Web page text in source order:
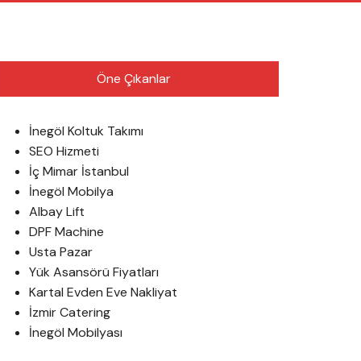
Öne Çıkanlar
İnegöl Koltuk Takımı
SEO Hizmeti
İç Mimar İstanbul
İnegöl Mobilya
Albay Lift
DPF Machine
Usta Pazar
Yük Asansörü Fiyatları
Kartal Evden Eve Nakliyat
İzmir Catering
İnegöl Mobilyası